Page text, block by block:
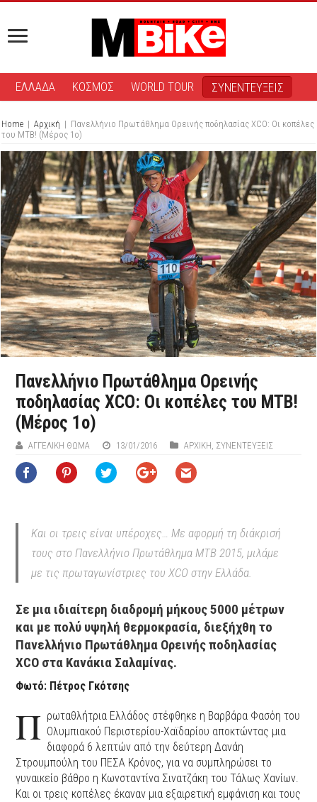
ΕΛΛΑΔΑ ΚΟΣΜΟΣ WORLD TOUR ΣΥΝΕΝΤΕΥΞΕΙΣ
Home | Αρχική | Πανελλήνιο Πρωτάθλημα Ορεινής ποδηλασίας XCΟ: Οι κοπέλες
του ΜΤΒ! (Μέρος 1ο)
Πανελλήνιο Πρωτάθλημα Ορεινής
ποδηλασίας XCΟ: Οι κοπέλες του ΜΤΒ!
(Μέρος 1ο)
ΑΓΓΕΛΙΚΉ ΘΩΜΆ 13/01/2016 ΑΡΧΙΚΉ, ΣΥΝΕΝΤΕΥΞΕΙΣ
Και οι τρεις είναι υπέροχες… Με αφορμή τη διάκρισή
τους στο Πανελλήνιο Πρωτάθλημα ΜΤΒ 2015, μιλάμε
με τις πρωταγωνίστριες του XCO στην Ελλάδα.
Σε μια ιδιαίτερη διαδρομή μήκους 5000 μέτρων
και με πολύ υψηλή θερμοκρασία, διεξήχθη το
Πανελλήνιο Πρωτάθλημα Ορεινής ποδηλασίας
XCΟ στα Κανάκια Σαλαμίνας.
Φωτό: Πέτρος Γκότσης
Π ρωταθλήτρια Ελλάδος στέφθηκε η Βαρβάρα Φασόη του
Ολυμπιακού Περιστερίου-Χαϊδαρίου αποκτώντας μια
διαφορά 6 λεπτών από την δεύτερη Δανάη
Στρουμπούλη του ΠΕΣΑ Κρόνος, για να συμπληρώσει το
γυναικείο βάθρο η Κωνσταντίνα Σινατζάκη του Τάλως Χανίων.
Και οι τρεις κοπέλες έκαναν μια εξαιρετική εμφάνιση και τους